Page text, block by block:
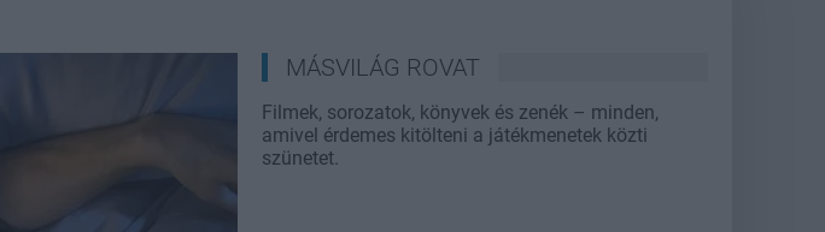
MÁSVILÁG ROVAT
Filmek, sorozatok, könyvek és zenék – minden,
amivel érdemes kitölteni a játékmenetek közti
szünetet.